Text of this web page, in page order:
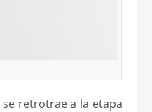
se retrotrae a la etapa